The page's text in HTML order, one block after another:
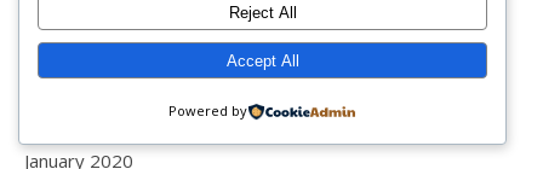
May 2020
April 2020
January 2020
Reject All
Accept All
Powered by